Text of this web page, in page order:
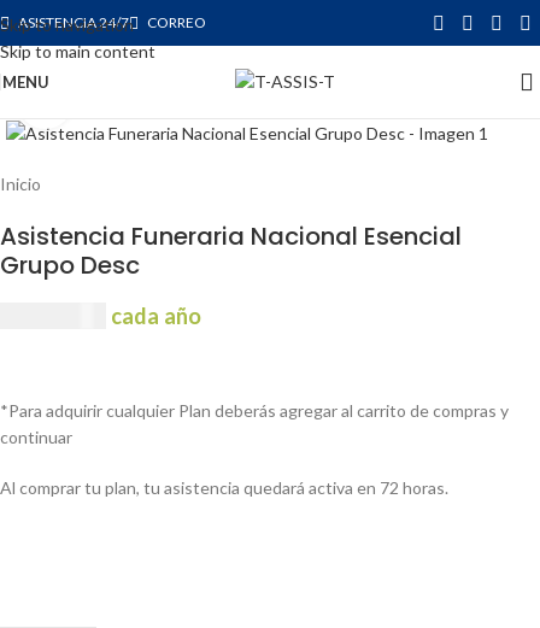
Skip to navigation
Skip to main content
ASISTENCIA 24/7 CORREO
MENU
Inicio
Asistencia Funeraria Nacional Esencial
Grupo Desc
cada año
*Para adquirir cualquier Plan deberás agregar al carrito de compras y
continuar
Al comprar tu plan, tu asistencia quedará activa en 72 horas.